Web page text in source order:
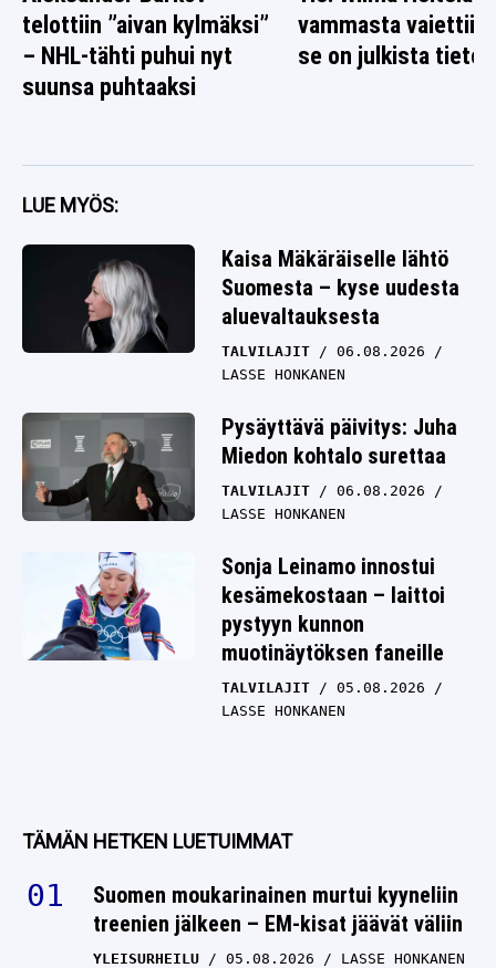
telottiin ”aivan kylmäksi”
– NHL-tähti puhui nyt
suunsa puhtaaksi
vammasta vaiettiin
se on julkista tietoa
LUE MYÖS:
Kaisa Mäkäräiselle lähtö
Suomesta – kyse uudesta
aluevaltauksesta
TALVILAJIT
06.08.2026
LASSE HONKANEN
Pysäyttävä päivitys: Juha
Miedon kohtalo surettaa
TALVILAJIT
06.08.2026
LASSE HONKANEN
Sonja Leinamo innostui
kesämekostaan – laittoi
pystyyn kunnon
muotinäytöksen faneille
TALVILAJIT
05.08.2026
LASSE HONKANEN
treenien jälkeen – EM-kisat jäävät väliin
YLEISURHEILU 05.08.2026 LASSE HONKANEN